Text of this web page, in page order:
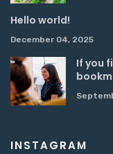
Hello world!
December 04, 2025
If you
INSTAGRAM